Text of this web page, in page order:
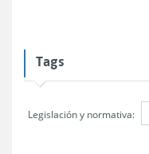
Tags
Legislación y normativa: